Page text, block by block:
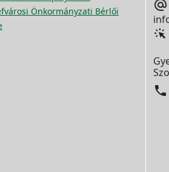
Önkormányzati Bérlői

